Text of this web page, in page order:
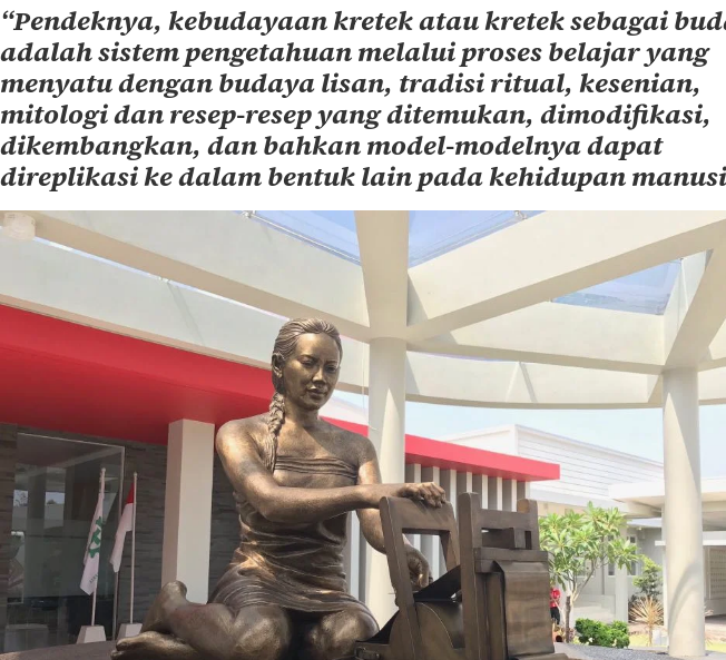
“Pendeknya, kebudayaan kretek atau kretek sebagai
adalah sistem pengetahuan melalui proses belajar yang
menyatu dengan budaya lisan, tradisi ritual, kesenian,
mitologi dan resep-resep yang ditemukan, dimodifikasi,
dikembangkan, dan bahkan model-modelnya dapat
direplikasi ke dalam bentuk lain pada kehidupan